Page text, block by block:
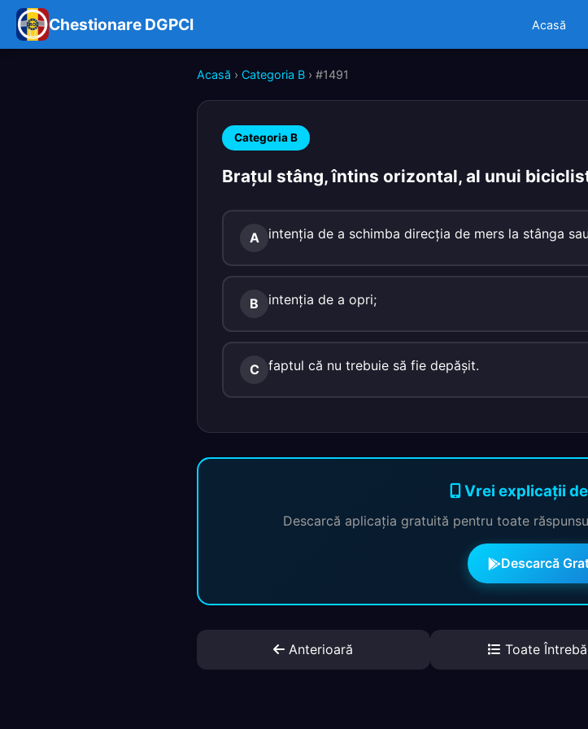
Chestionare DGPCI Acasă
Acasă › Categoria B › #1491
Categoria B
Braţul stâng, întins orizontal, al unui
A intenţia de a schimba direcţia de mers la stânga
B intenţia de a opri;
C faptul că nu trebuie să fie depăşit.
Vrei explicații
Descarcă aplicația gratuită pentru toate
Descarcă
Anterioară Toate